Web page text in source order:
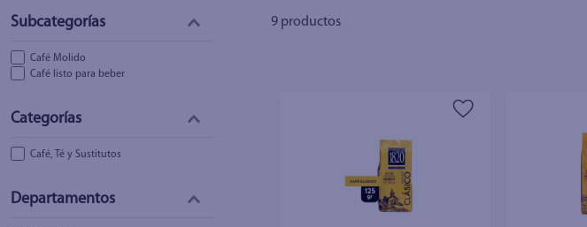
Café Molido
Café listo para beber
Café, Té y Sustitutos
9 productos